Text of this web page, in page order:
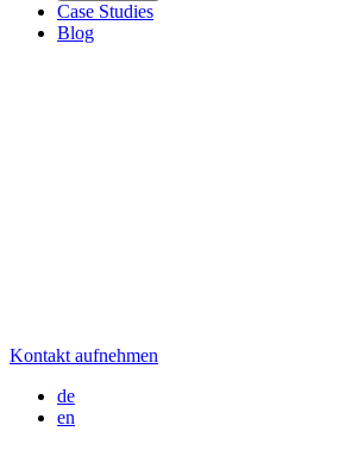
Case Studies
Blog
Kontakt aufnehmen
de
en